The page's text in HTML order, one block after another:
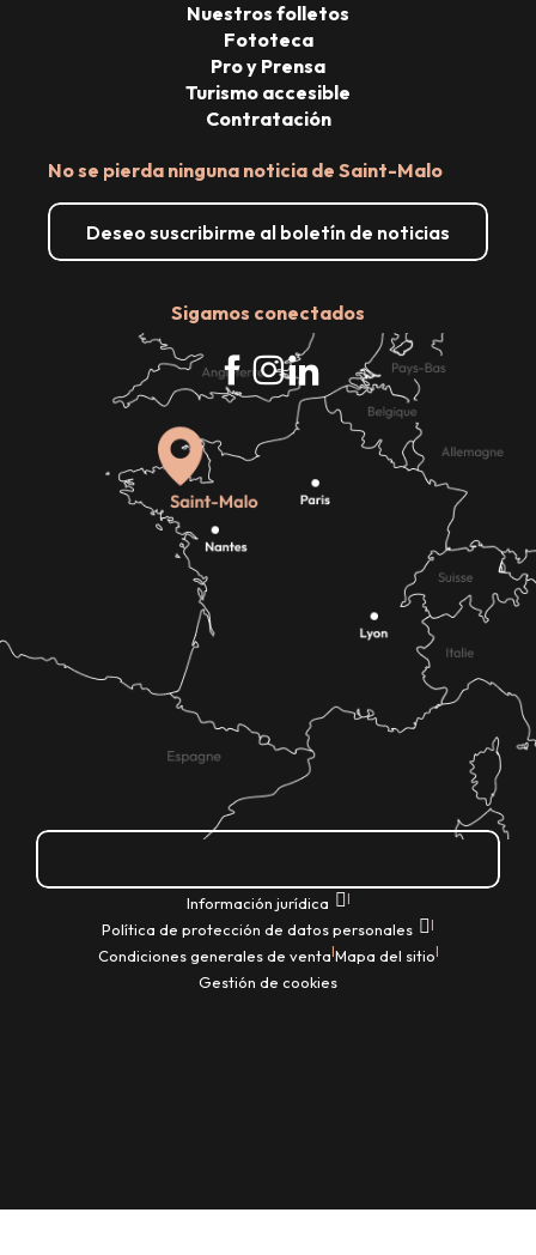
No se pierda ninguna noticia de Saint-Malo
Deseo suscribirme al boletín de noticias
Sigamos conectados
Nuestros folletos
Fototeca
Pro y Prensa
Turismo accesible
Contratación
Información jurídica |
Política de protección de datos personales |
Condiciones generales de venta|Mapa del sitio|
Gestión de cookies